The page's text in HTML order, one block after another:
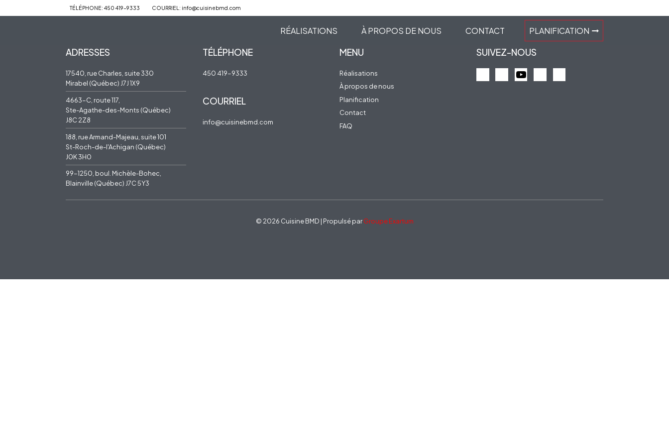
TÉLÉPHONE: 450 419-9333 COURRIEL: info@cuisinebmd.com
RÉALISATIONS À PROPOS DE NOUS CONTACT PLANIFICATION
ADRESSES
17540, rue Charles, suite 330
Mirabel (Québec) J7J 1X9
4663-C, route 117,
Ste-Agathe-des-Monts (Québec)
J8C 2Z8
188, rue Armand-Majeau, suite 101
St-Roch-de-l'Achigan (Québec)
J0K 3H0
99-1250, boul. Michèle-Bohec,
Blainville (Québec) J7C 5Y3
TÉLÉPHONE
450 419-9333
COURRIEL
info@cuisinebmd.com
MENU
Réalisations
À propos de nous
Planification
Contact
FAQ
SUIVEZ-NOUS
© 2026 Cuisine BMD | Propulsé parGroupe Exartum